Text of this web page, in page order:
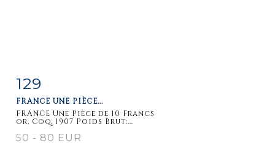
Item detail
129
FRANCE UNE PIÈCE...
FRANCE Une Pièce de 10 Francs
or, Coq, 1907 Poids Brut:...
50 - 80 EUR